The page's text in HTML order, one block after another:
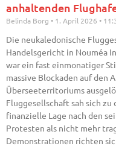
anhaltenden
Belinda Borg 1. April 2026
Die neukaledonische
Handelsgericht in Nouméa
war ein fast einmonatiger
massive Blockaden auf den
Überseeterritoriums
Fluggesellschaft sah sich
finanzielle Lage nach den
Protesten als nicht mehr
Demonstrationen richten